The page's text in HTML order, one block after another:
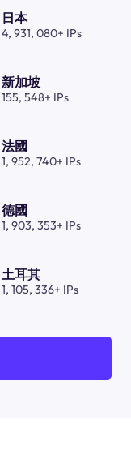
日本
4, 931, 080+ IPs
新加坡
155, 548+ IPs
法國
1, 952, 740+ IPs
德國
1, 903, 353+ IPs
土耳其
1, 105, 336+ IPs